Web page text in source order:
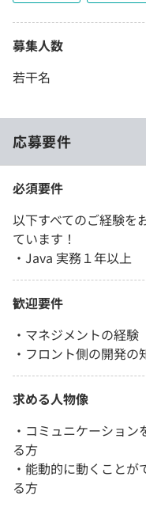
募集人数
若干名
応募要件
必須要件
以下すべてのご経験を
ています！
・Java 実務１年以上
歓迎要件
・マネジメントの経験
・フロント側の開発の
求める人物像
・コミュニケーショ
る方
・能動的に動くこと
る方